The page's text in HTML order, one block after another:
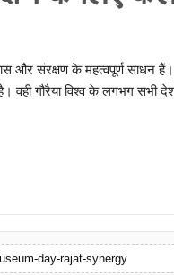
और संरक्षण के महत्वपूर्ण साधन
गौरैया विश्व के लगभग सभी देशों
• 30 Mar, 2026
day-rajat-synergy